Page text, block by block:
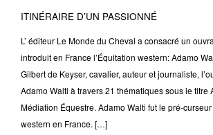
ITINÉRAIRE D’UN PASSIONNÉ
L’ éditeur Le Monde du Cheval a consacré un
introduit en France l’Équitation western: Adamo
Gilbert de Keyser, cavalier, auteur et journaliste,
Adamo Walti à travers 21 thématiques sous le titre
Médiation Équestre. Adamo Walti fut le pré-curseur
western en France. […]